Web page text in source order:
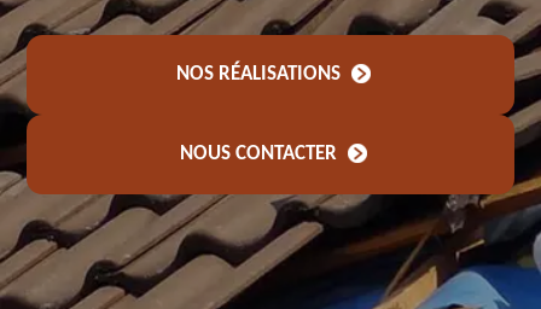
NOS RÉALISATIONS
NOUS CONTACTER